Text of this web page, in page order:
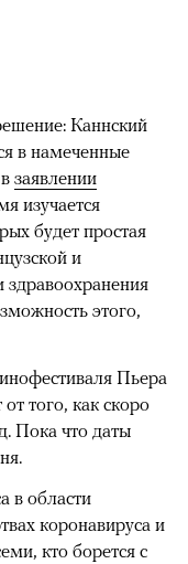
Каннский
в намеченные
заявлении
изучается
будет простая
и
этого,
Пьера
того, как скоро
Пока что даты
в области
коронавируса и
кто борется с